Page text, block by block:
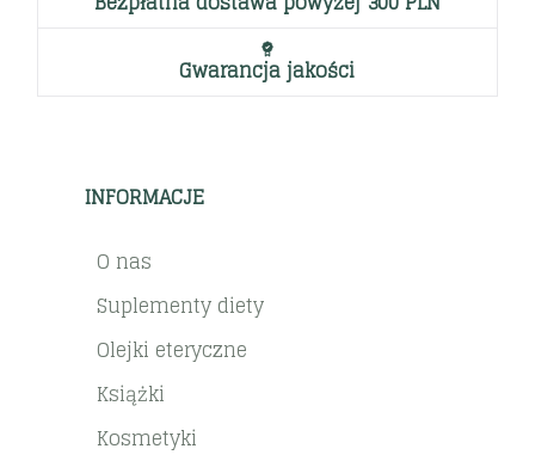
Gwarancja jakości
INFORMACJE
O nas
Suplementy diety
Olejki eteryczne
Książki
Kosmetyki